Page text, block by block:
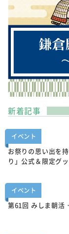
新着記事
イベント
お祭りの思い出を
り」公式＆限定グ
イベント
第61回 みしま朝活